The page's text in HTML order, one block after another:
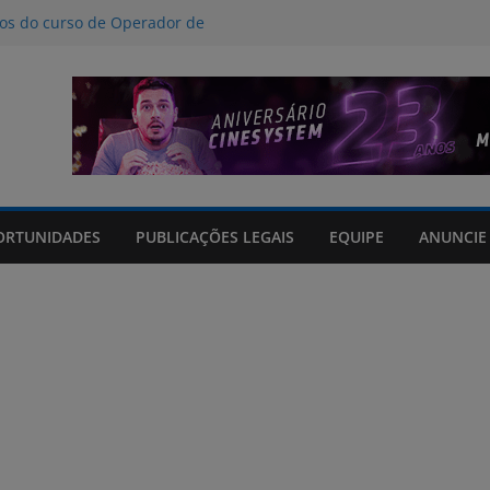
do curso de Operador de
poucas chances de cura para o
climático, portaria suspende
FURG até sexta (7) pela manhã
PUBLICAÇÕES LEGAIS EQUIPE ANUNCIE